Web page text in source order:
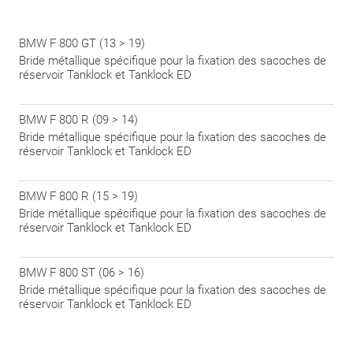
BMW F 800 GT (13 > 19)
Bride métallique spécifique pour la fixation des sacoches de
réservoir Tanklock et Tanklock ED
BMW F 800 R (09 > 14)
Bride métallique spécifique pour la fixation des sacoches de
réservoir Tanklock et Tanklock ED
BMW F 800 R (15 > 19)
Bride métallique spécifique pour la fixation des sacoches de
réservoir Tanklock et Tanklock ED
BMW F 800 ST (06 > 16)
Bride métallique spécifique pour la fixation des sacoches de
réservoir Tanklock et Tanklock ED